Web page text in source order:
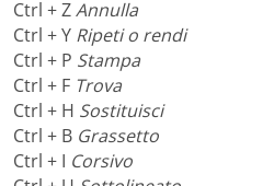
Ctrl + ZAnnulla
Ctrl + Y Ripeti o rendi
Ctrl + P Stampa
Ctrl + F Trova
Ctrl + H Sostituisci
Ctrl + B Grassetto
Ctrl + I Corsivo